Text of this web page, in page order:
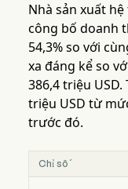
Nhà sản xuất
công bố doanh
54,3% so với
xa đáng kể so
386,4 triệu
triệu USD từ
trước đó.
Chỉ số